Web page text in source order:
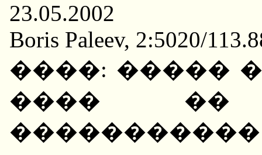
23.05.2002
Boris Paleev, 2:5020/
����: �����
���� ��